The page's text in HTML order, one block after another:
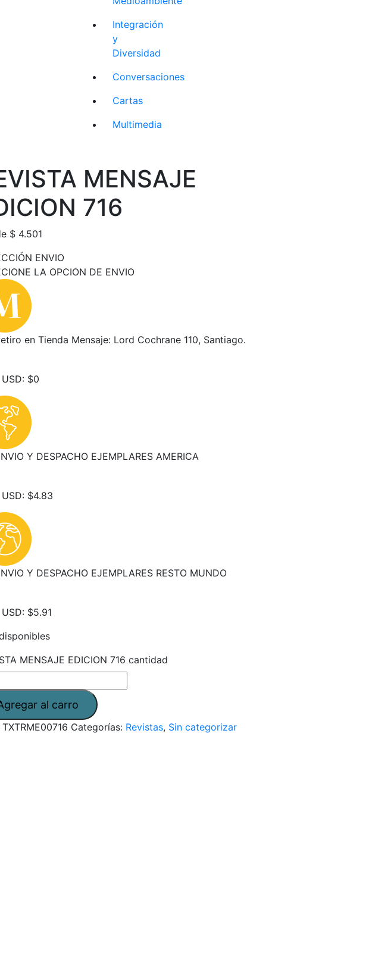
Integración
y
Diversidad
Conversaciones
Cartas
Multimedia
MENSAJE
716
$ 4.501
ENVIO
LA OPCION DE ENVIO
en Tienda Mensaje: Lord Cochrane 110, Santiago.
USD: $0
Y DESPACHO EJEMPLARES AMERICA
USD: $4.83
Y DESPACHO EJEMPLARES RESTO MUNDO
USD: $5.91
MENSAJE EDICION 716 cantidad
TXTRME00716 Categorías: Revistas, Sin categorizar